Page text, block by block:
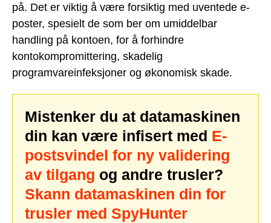
på. Det er viktig å være forsiktig med uventede e-
poster, spesielt de som ber om umiddelbar
handling på kontoen, for å forhindre
kontokompromittering, skadelig
programvareinfeksjoner og økonomisk skade.
Mistenker du at datamaskinen
din kan være infisert med E-
postsvindel for ny validering
av tilgang og andre trusler?
Skann datamaskinen din for
trusler med SpyHunter